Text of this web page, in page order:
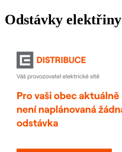
Odstávky elektřiny